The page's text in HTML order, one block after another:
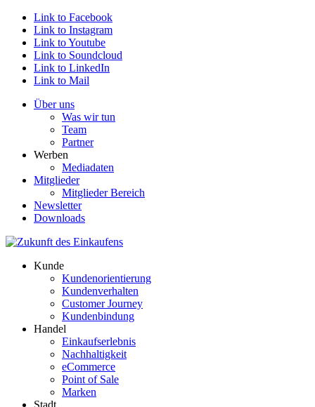
Link to Facebook
Link to Instagram
Link to Youtube
Link to Soundcloud
Link to LinkedIn
Link to Mail
Über uns
Was wir tun
Team
Partner
Werben
Mediadaten
Mitglieder
Mitglieder Bereich
Newsletter
Downloads
Kunde
Kundenorientierung
Kundenverhalten
Customer Journey
Kundenbindung
Handel
Einkaufserlebnis
Nachhaltigkeit
eCommerce
Point of Sale
Marken
Stadt